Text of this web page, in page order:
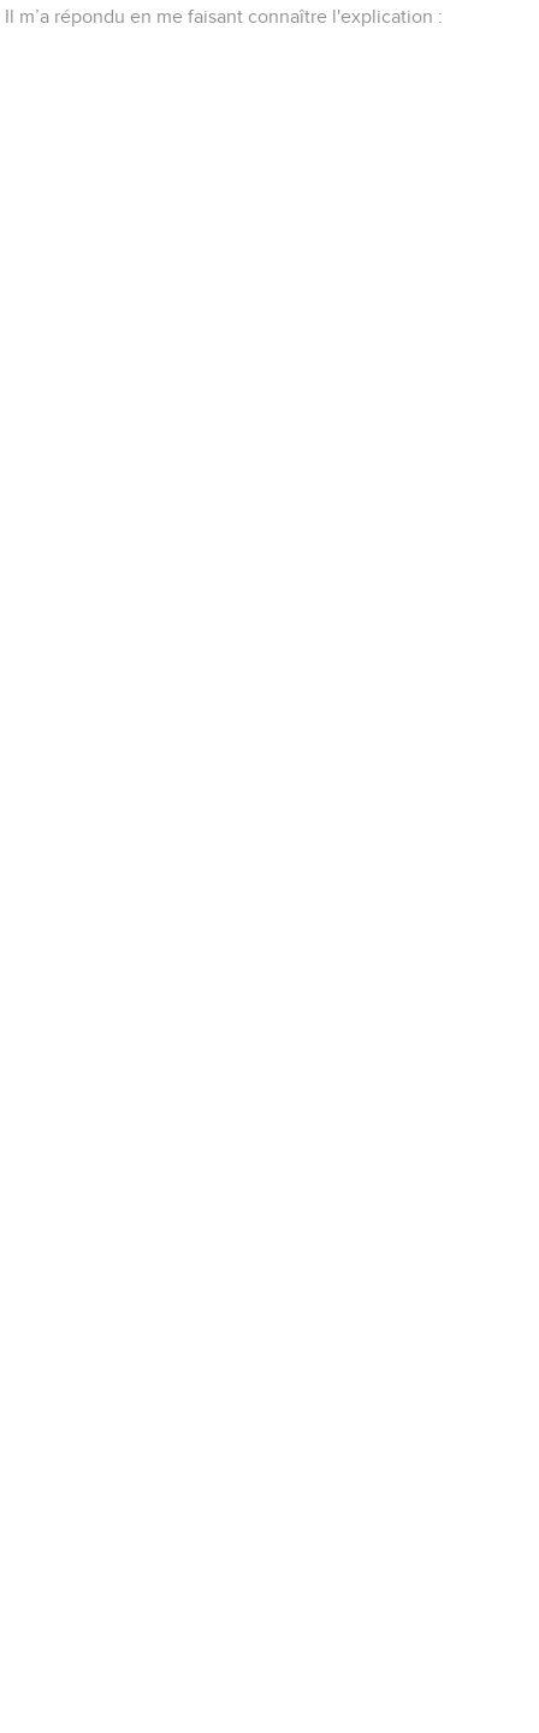
Il m’a répondu en me faisant connaître l'explication :